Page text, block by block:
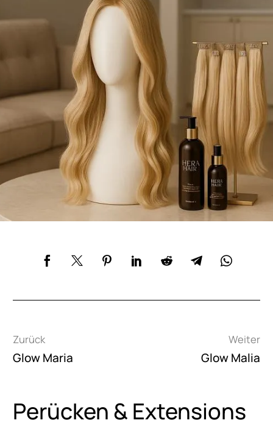
Beitragsnavigation
Zurück
Glow Maria
Weiter
Glow Malia
Perücken & Extensions